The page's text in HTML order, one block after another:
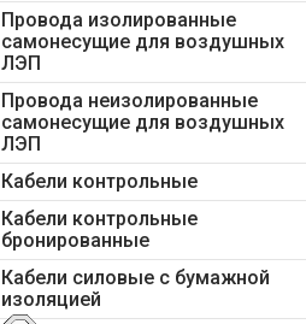
Провода изолированные
самонесущие для воздушных
ЛЭП
Провода неизолированные
самонесущие для воздушных
ЛЭП
Кабели контрольные
Кабели контрольные
бронированные
Кабели силовые с бумажной
изоляцией